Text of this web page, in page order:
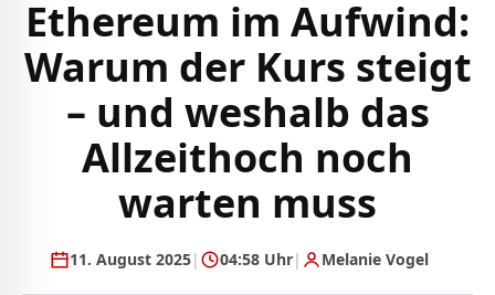
Ethereum im Aufwind:
Warum der Kurs steigt
– und weshalb das
Allzeithoch noch
warten muss
11. August 2025| 04:58 Uhr| Melanie Vogel